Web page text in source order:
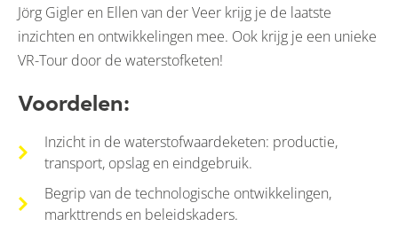
Jörg Gigler en Ellen van der Veer krijg je de laatste
inzichten en ontwikkelingen mee. Ook krijg je een unieke
VR-Tour door de waterstofketen!
Voordelen:
Inzicht in de waterstofwaardeketen: productie,
transport, opslag en eindgebruik.
Begrip van de technologische ontwikkelingen,
markttrends en beleidskaders.